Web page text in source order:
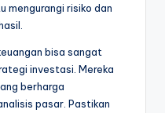
mengurangi risiko dan
bisa sangat
investasi. Mereka
berharga
pasar. Pastikan